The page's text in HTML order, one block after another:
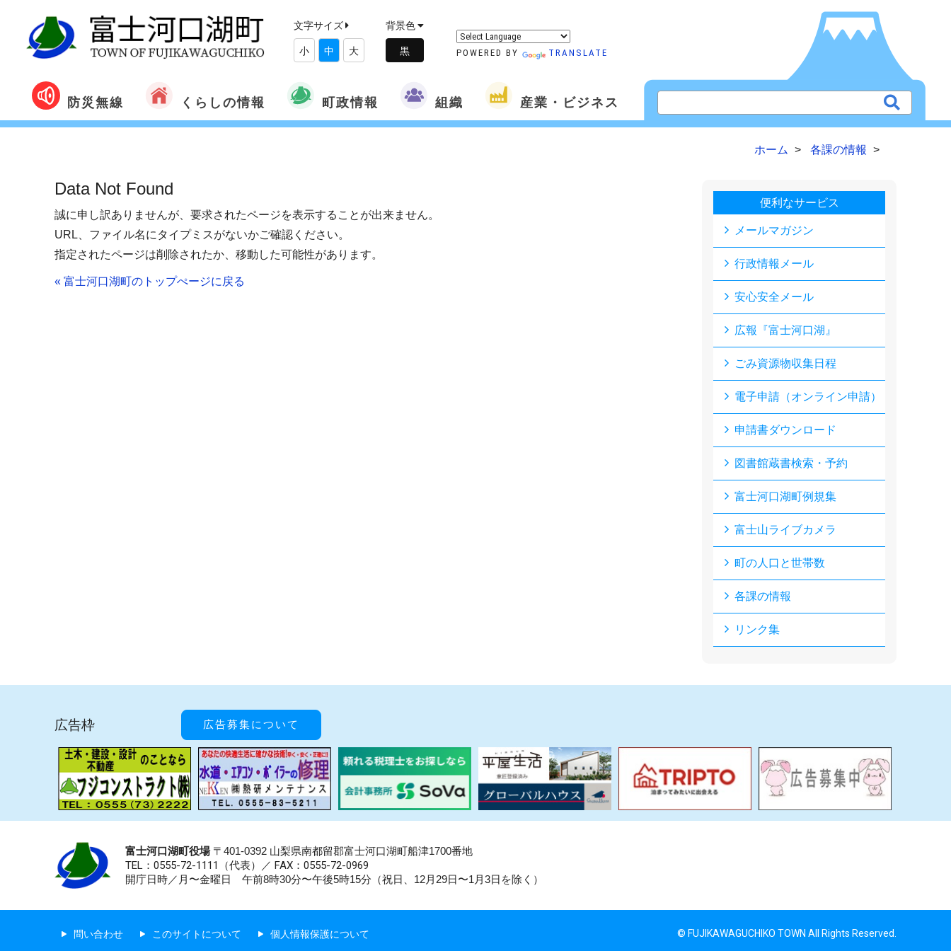
文字サイズ
小 中 大
背景色
POWERED BY TRANSLATE
防災無線 くらしの情報 町政情報 組織 産業・ビジネス
ホーム 各課の情報
Data Not Found
誠に申し訳ありませんが、要求されたページを表示することが出来ません。
URL、ファイル名にタイプミスがないかご確認ください。
指定されたページは削除されたか、移動した可能性があります。
« 富士河口湖町のトップぺージに戻る
便利なサービス
メールマガジン
行政情報メール
安心安全メール
広報『富士河口湖』
ごみ資源物収集日程
電子申請（オンライン申請）
申請書ダウンロード
図書館蔵書検索・予約
富士河口湖町例規集
富士山ライブカメラ
町の人口と世帯数
各課の情報
リンク集
広告枠 広告募集について
富士河口湖町役場〒401-0392 山梨県南都留郡富士河口湖町船津1700番地
TEL：0555-72-1111 （代表）／ FAX：0555-72-0969
開庁日時／月〜金曜日 午前8時30分〜午後5時15分（祝日、12月29日〜1月3日を除く）
問い合わせ このサイトについて 個人情報保護について © FUJIKAWAGUCHIKO TOWN All Rights Reserved.